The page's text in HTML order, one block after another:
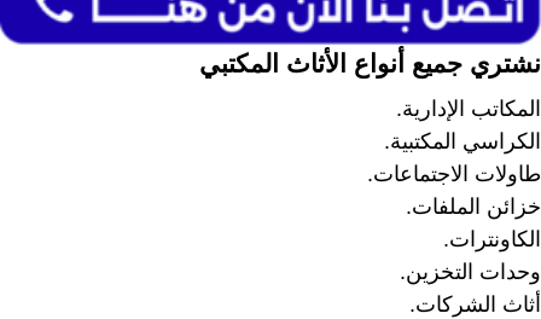
نشتري جميع أنواع الأثاث المكتبي
المكاتب الإدارية.
الكراسي المكتبية.
طاولات الاجتماعات.
خزائن الملفات.
الكاونترات.
وحدات التخزين.
أثاث الشركات.